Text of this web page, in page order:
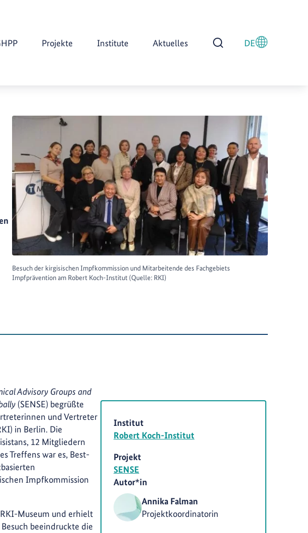
Projekte Institute Aktuelles
Suche öffnen
DE
Besuch der kirgisischen Impfkommission und Mitarbeitende des Fachgebiets
Impfprävention am Robert Koch-Institut (Quelle: RKI)
Advisory Groups and
(SENSE) begrüßte
und Vertreter
in Berlin. Die
12 Mitgliedern
Treffens war es, Best-
Impfkommission
Museum und erhielt
beeindruckte die
Institut
Robert Koch-Institut
Projekt
SENSE
Autor*in
Annika Falman
Projektkoordinatorin